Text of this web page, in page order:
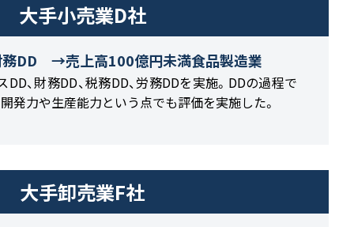
大手小売業D社
務DD →売上高100億円未満食品製造業
、財務DD、税務DD、労務DDを実施。DDの過程で
発力や生産能力という点でも評価を実施した。
大手卸売業F社